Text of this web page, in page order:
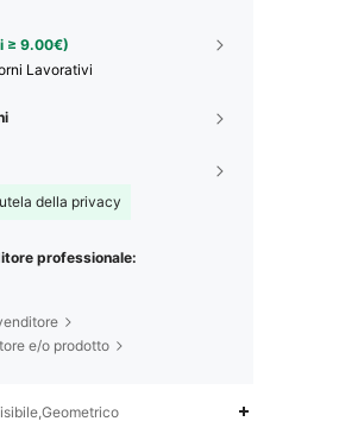
≥ 9.00€)
Lavorativi
della privacy
professionale:
e/o prodotto
208